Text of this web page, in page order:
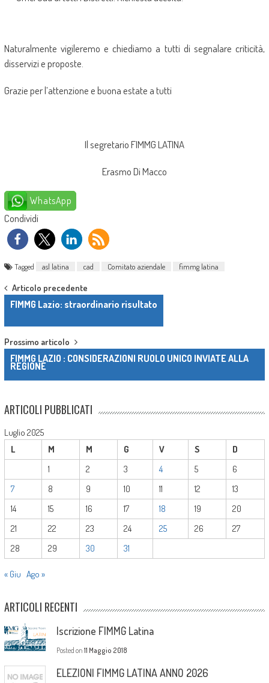
Naturalmente vigileremo e chiediamo a tutti di segnalare criticità,
disservizi e proposte.
Grazie per l’attenzione e buona estate a tutti
Il segretario FIMMG LATINA
Erasmo Di Macco
WhatsApp
Condividi
Tagged asl latina cad Comitato aziendale fimmg latina
Post navigation
Articolo precedente
FIMMG Lazio: straordinario risultato
Prossimo articolo
FIMMG LAZIO : CONSIDERAZIONI RUOLO UNICO INVIATE ALLA
REGIONE
ARTICOLI PUBBLICATI
Luglio 2025
L
M M G V S
D
1
2 3 4 5
6
7
8 9 10 11 12
13
14
15 16 17 18 19
20
21
22 23 24 25 26
27
28
29 30 31
« Giu Ago »
ARTICOLI RECENTI
Iscrizione FIMMG Latina
Posted on 11 Maggio 2018
ELEZIONI FIMMG LATINA ANNO 2026